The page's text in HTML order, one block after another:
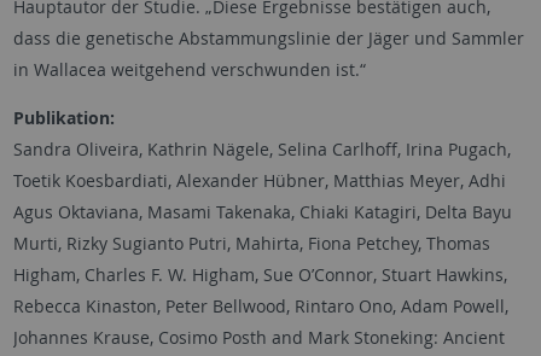
Hauptautor der Studie. „Diese Ergebnisse bestätigen auch,
dass die genetische Abstammungslinie der Jäger und Sammler
in Wallacea weitgehend verschwunden ist.“
Publikation:
Sandra Oliveira, Kathrin Nägele, Selina Carlhoff, Irina Pugach,
Toetik Koesbardiati, Alexander Hübner, Matthias Meyer, Adhi
Agus Oktaviana, Masami Takenaka, Chiaki Katagiri, Delta Bayu
Murti, Rizky Sugianto Putri, Mahirta, Fiona Petchey, Thomas
Higham, Charles F. W. Higham, Sue O’Connor, Stuart Hawkins,
Rebecca Kinaston, Peter Bellwood, Rintaro Ono, Adam Powell,
Johannes Krause, Cosimo Posth and Mark Stoneking: Ancient